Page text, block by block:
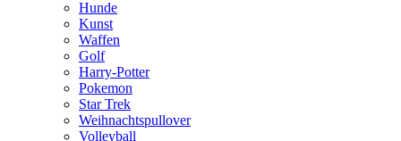
Hunde
Kunst
Waffen
Golf
Harry-Potter
Pokemon
Star Trek
Weihnachtspullover
Volleyball